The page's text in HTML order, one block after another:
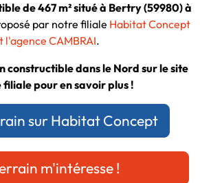
de 467 m² situé à Bertry (59980) à
par notre filiale Habitat Concept
l'agence CAMBRAI.
constructible dans le Nord sur le site
filiale pour en savoir plus !
sur Habitat Concept
m'intéresse !